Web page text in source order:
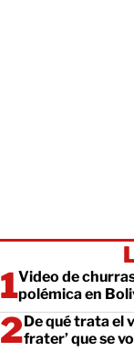
Video de
polémica en
De qué trata el
frater’ que se